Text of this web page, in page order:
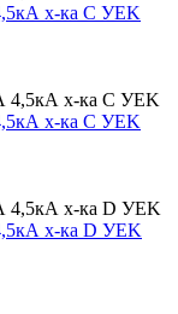
х-ка C УEK
х-ка C УEK
х-ка D УEK